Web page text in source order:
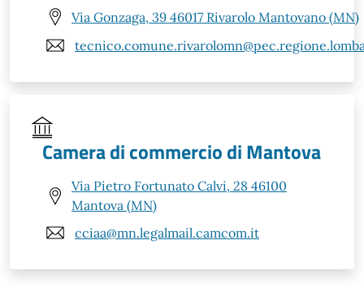
Via Gonzaga, 39 46017 Rivarolo Mantovano (MN)
Camera di commercio di Mantova
Via Pietro Fortunato Calvi, 28 46100
Mantova (MN)
cciaa@mn.legalmail.camcom.it